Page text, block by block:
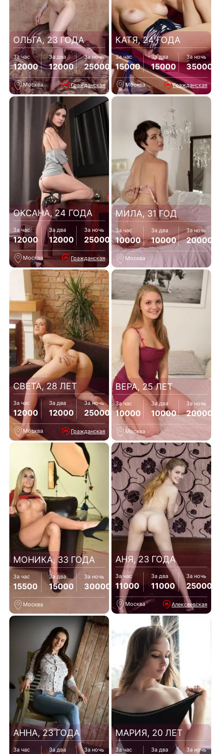
ОЛЬГА, 23 ГОДА
За час
12000
За два
12000
За ночь
25000
Москва Гражданская
КАТЯ, 24 ГОДА
За час
15000
За два
15000
За ночь
35000
Москва Гражданская
ОКСАНА, 24 ГОДА
За час
12000
За два
12000
За ночь
25000
Москва Гражданская
МИЛА, 31 ГОД
За час
10000
За два
10000
За ночь
20000
Москва
СВЕТА, 28 ЛЕТ
За час
12000
За два
12000
За ночь
25000
Москва Гражданская
ВЕРА, 25 ЛЕТ
За час
10000
За два
10000
За ночь
20000
Москва
МОНИКА, 33 ГОДА
За час
15500
За два
15000
За ночь
30000
Москва
АНЯ, 23 ГОДА
За час
11000
За два
11000
За ночь
25000
Москва Алексеевская
АННА, 23 ГОДА
За час За два За ночь
МАРИЯ, 20 ЛЕТ
За час За два За ночь